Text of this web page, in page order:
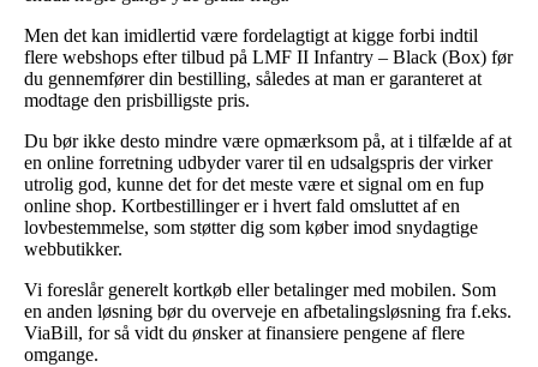
Men det kan imidlertid være fordelagtigt at kigge forbi indtil
flere webshops efter tilbud på LMF II Infantry – Black (Box) før
du gennemfører din bestilling, således at man er garanteret at
modtage den prisbilligste pris.
Du bør ikke desto mindre være opmærksom på, at i tilfælde af at
en online forretning udbyder varer til en udsalgspris der virker
utrolig god, kunne det for det meste være et signal om en fup
online shop. Kortbestillinger er i hvert fald omsluttet af en
lovbestemmelse, som støtter dig som køber imod snydagtige
webbutikker.
Vi foreslår generelt kortkøb eller betalinger med mobilen. Som
en anden løsning bør du overveje en afbetalingsløsning fra f.eks.
ViaBill, for så vidt du ønsker at finansiere pengene af flere
omgange.